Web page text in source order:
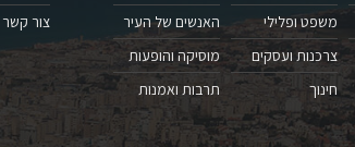
משפט ופלילי
צרכנות ועסקים
חינוך
האנשים של העיר
מוסיקה והופעות
תרבות ואמנות
צור קשר